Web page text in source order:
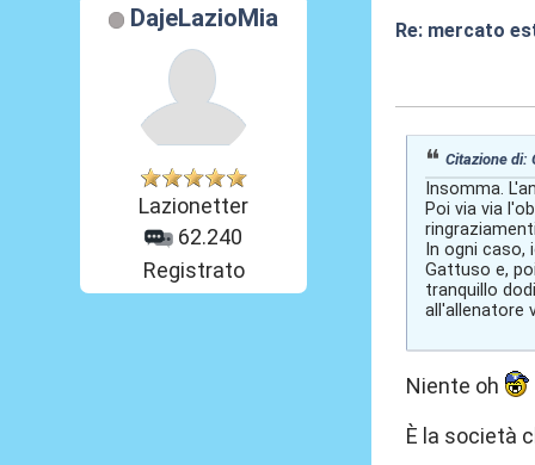
DajeLazioMia
Lazionetter
62.240
Registrato
Re: mercato
Citazione di:
Insomma.
Poi via via
In ogni
Gattuso e,
tranquillo
all'allenatore
Niente oh
È la società